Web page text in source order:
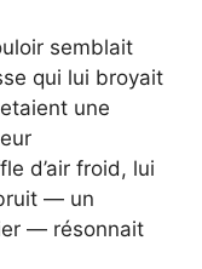
semblait
qui lui broyait
une
d’air froid, lui
— un
— résonnait